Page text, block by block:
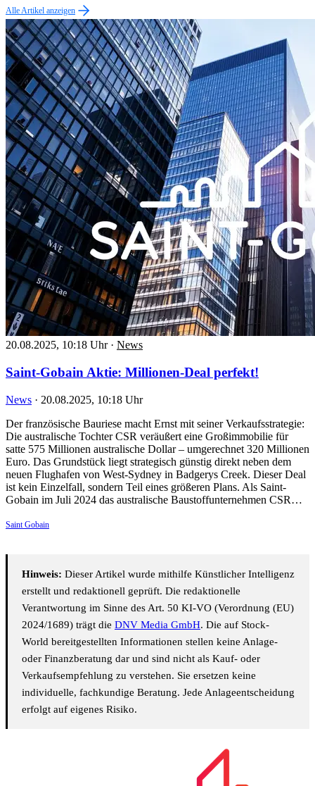
Alle Artikel anzeigen
20.08.2025, 10:18 Uhr · News
Saint-Gobain Aktie: Millionen-Deal perfekt!
News · 20.08.2025, 10:18 Uhr
Der französische Bauriese macht Ernst mit seiner Verkaufsstrategie:
Die australische Tochter CSR veräußert eine Großimmobilie für
satte 575 Millionen australische Dollar – umgerechnet 320 Millionen
Euro. Das Grundstück liegt strategisch günstig direkt neben dem
neuen Flughafen von West-Sydney in Badgerys Creek. Dieser Deal
ist kein Einzelfall, sondern Teil eines größeren Plans. Als Saint-
Gobain im Juli 2024 das australische Baustoffunternehmen CSR…
Saint Gobain
Hinweis: Dieser Artikel wurde mithilfe Künstlicher Intelligenz
erstellt und redaktionell geprüft. Die redaktionelle
Verantwortung im Sinne des Art. 50 KI-VO (Verordnung (EU)
2024/1689) trägt die DNV Media GmbH. Die auf Stock-
World bereitgestellten Informationen stellen keine Anlage-
oder Finanzberatung dar und sind nicht als Kauf- oder
Verkaufsempfehlung zu verstehen. Sie ersetzen keine
individuelle, fachkundige Beratung. Jede Anlageentscheidung
erfolgt auf eigenes Risiko.